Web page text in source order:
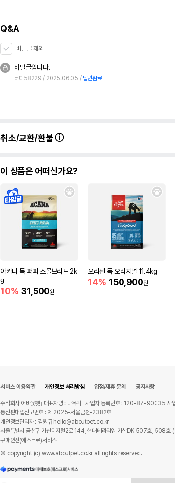
Q&A
비밀글 제외
비밀글입니다.
버디58229 2025.06.05 답변완료
취소/교환/환불
이 상품은 어떠신가요?
아카나 독 퍼피 스몰브리드 2k
g
10% 31,500원
오리젠 독 오리지널 11.4kg
14% 150,900원
서비스 이용약관 개인정보 처리방침 입점/제휴 문의 공지사항
주식회사 어바웃펫 대표자명 : 나옥귀 사업자 등록번호 : 120-87-90035사
통신판매업신고번호 : 제 2025-서울금천-2382호
개인정보관리자 : 김원규 hello@aboutpet.co.kr
서울특별시 금천구 가산디지털2로 144, 현대테라타워 가산DK 507호, 508호 (
구매안전(에스크로)서비스
© copyright (c) www.aboutpet.co.kr all rights reserved.